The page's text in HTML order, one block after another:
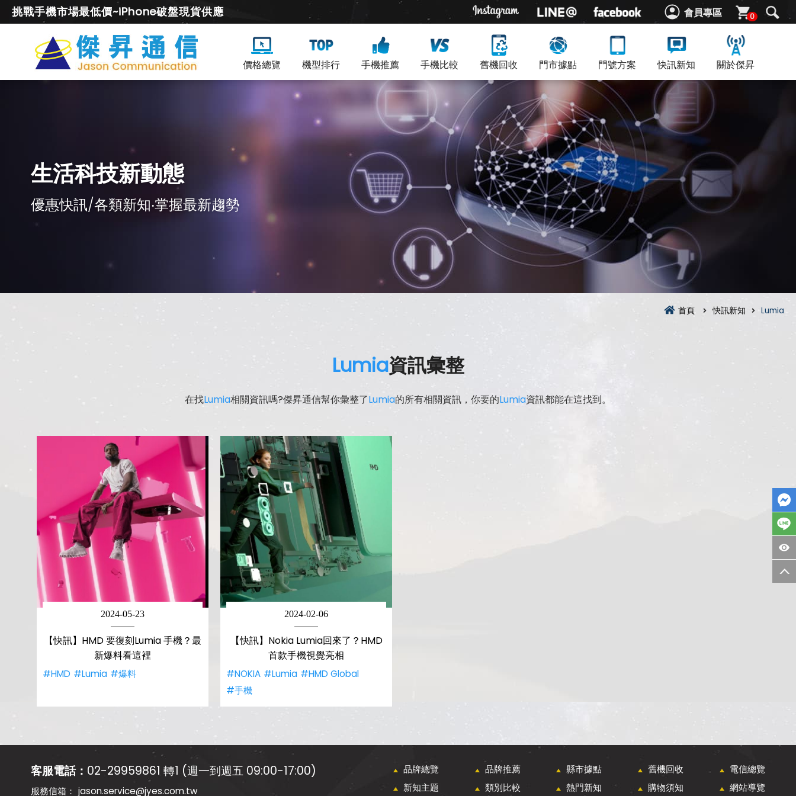
會員專區 0
挑戰手機市場最低價~iPhone破盤現貨供應
價格總覽 機型排行 手機推薦 手機比較 舊機回收 門市據點 門號方案 快訊新知 關於傑昇
生活科技新動態
優惠快訊/各類新知‧掌握最新趨勢
首頁 快訊新知 Lumia
Lumia資訊彙整
在找Lumia相關資訊嗎?傑昇通信幫你彙整了Lumia的所有相關資訊，你要的Lumia資訊都能在這找到。
2024-05-23
【快訊】HMD 要復刻Lumia 手機？最
新爆料看這裡
#HMD #Lumia #爆料
2024-02-06
【快訊】Nokia Lumia回來了？HMD
首款手機視覺亮相
#NOKIA #Lumia #HMD Global
#手機
客服電話： 02-29959861 轉1 (週一到週五 09:00-17:00)
jason.service@jyes.com.tw
品牌總覽 品牌推薦 縣市據點 舊機回收
電信總覽
新知主題
類別比較 熱門新知 購物須知 網站導覽